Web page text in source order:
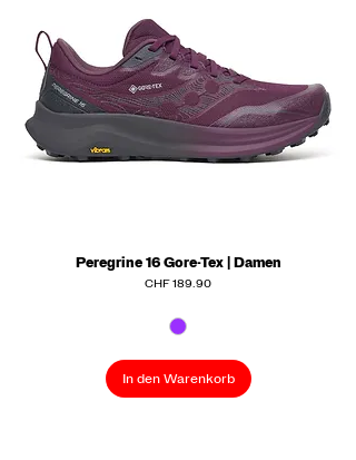
Peregrine 16 Gore-Tex | Damen
Preis
CHF 189.90
In den Warenkorb